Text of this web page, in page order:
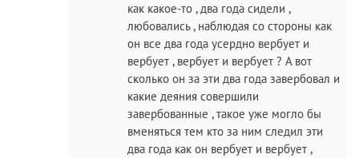
как какое-то , два года сидели ,
любовались , наблюдая со стороны как
он все два года усердно вербует и
вербует , вербует и вербует ? А вот
сколько он за эти два года завербовал и
какие деяния совершили
завербованные , такое уже могло бы
вменяться тем кто за ним следил эти
два года как он вербует и вербует ,